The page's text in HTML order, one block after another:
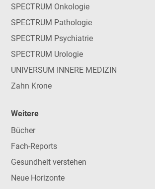
SPECTRUM Onkologie
SPECTRUM Pathologie
SPECTRUM Psychiatrie
SPECTRUM Urologie
UNIVERSUM INNERE MEDIZIN
Zahn Krone
Weitere
Bücher
Fach-Reports
Gesundheit verstehen
Neue Horizonte